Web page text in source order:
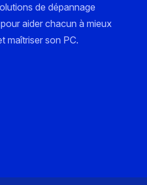
de dépannage
aider chacun à mieux
maîtriser son PC.